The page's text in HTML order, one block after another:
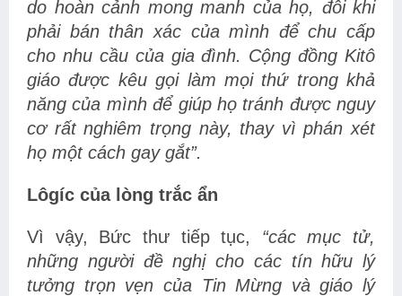
do hoàn cảnh mong manh của họ, đôi khi
phải bán thân xác của mình để chu cấp
cho nhu cầu của gia đình. Cộng đồng Kitô
giáo được kêu gọi làm mọi thứ trong khả
năng của mình để giúp họ tránh được nguy
cơ rất nghiêm trọng này, thay vì phán xét
họ một cách gay gắt”.
Lôgíc của lòng trắc ẩn
Vì vậy, Bức thư tiếp tục, “các mục tử,
những người đề nghị cho các tín hữu lý
tưởng trọn vẹn của Tin Mừng và giáo lý